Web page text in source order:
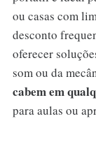
ou casas com
desconto
oferecer
som ou da
cabem em
para aulas ou